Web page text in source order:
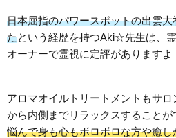
日本屈指のパワースポットの出雲
たという経歴を持つAki☆先生は、
オーナーで霊視に定評がありますよ
アロマオイルトリートメントもサ
から内側までリラックスすることが
悩んで身も心もボロボロな方や癒し